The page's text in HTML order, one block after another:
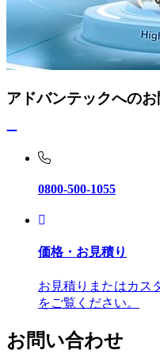
アドバンテックへの
0800-500-1055
価格・お見積り
お見積りまたはカス
をご覧ください。
お問い合わせ